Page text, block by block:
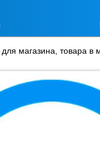
для магазина, товара в